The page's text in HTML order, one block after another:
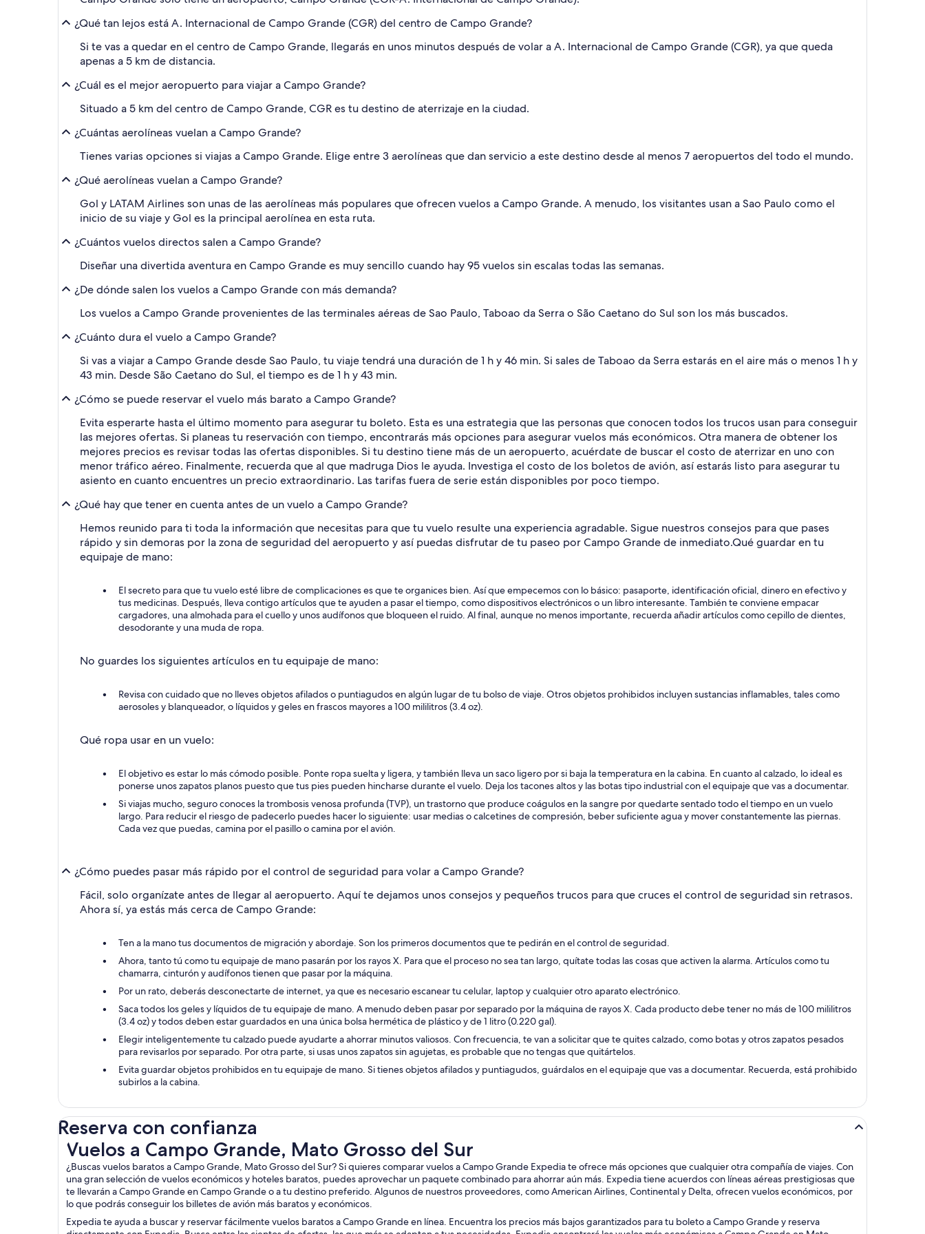
¿Qué tan lejos está A. Internacional de Campo Grande (CGR) del centro de Campo Grande?
Si te vas a quedar en el centro de Campo Grande, llegarás en unos minutos después de volar a A. Internacional de Campo Grande (CGR), ya que queda
apenas a 5 km de distancia.
¿Cuál es el mejor aeropuerto para viajar a Campo Grande?
Situado a 5 km del centro de Campo Grande, CGR es tu destino de aterrizaje en la ciudad.
¿Cuántas aerolíneas vuelan a Campo Grande?
Tienes varias opciones si viajas a Campo Grande. Elige entre 3 aerolíneas que dan servicio a este destino desde al menos 7 aeropuertos del todo el mundo.
¿Qué aerolíneas vuelan a Campo Grande?
Gol y LATAM Airlines son unas de las aerolíneas más populares que ofrecen vuelos a Campo Grande. A menudo, los visitantes usan a Sao Paulo como el
inicio de su viaje y Gol es la principal aerolínea en esta ruta.
¿Cuántos vuelos directos salen a Campo Grande?
Diseñar una divertida aventura en Campo Grande es muy sencillo cuando hay 95 vuelos sin escalas todas las semanas.
¿De dónde salen los vuelos a Campo Grande con más demanda?
Los vuelos a Campo Grande provenientes de las terminales aéreas de Sao Paulo, Taboao da Serra o São Caetano do Sul son los más buscados.
¿Cuánto dura el vuelo a Campo Grande?
Si vas a viajar a Campo Grande desde Sao Paulo, tu viaje tendrá una duración de 1 h y 46 min. Si sales de Taboao da Serra estarás en el aire más o menos 1 h y
43 min. Desde São Caetano do Sul, el tiempo es de 1 h y 43 min.
¿Cómo se puede reservar el vuelo más barato a Campo Grande?
Evita esperarte hasta el último momento para asegurar tu boleto. Esta es una estrategia que las personas que conocen todos los trucos usan para conseguir
las mejores ofertas. Si planeas tu reservación con tiempo, encontrarás más opciones para asegurar vuelos más económicos. Otra manera de obtener los
mejores precios es revisar todas las ofertas disponibles. Si tu destino tiene más de un aeropuerto, acuérdate de buscar el costo de aterrizar en uno con
menor tráfico aéreo. Finalmente, recuerda que al que madruga Dios le ayuda. Investiga el costo de los boletos de avión, así estarás listo para asegurar tu
asiento en cuanto encuentres un precio extraordinario. Las tarifas fuera de serie están disponibles por poco tiempo.
¿Qué hay que tener en cuenta antes de un vuelo a Campo Grande?
Hemos reunido para ti toda la información que necesitas para que tu vuelo resulte una experiencia agradable. Sigue nuestros consejos para que pases
rápido y sin demoras por la zona de seguridad del aeropuerto y así puedas disfrutar de tu paseo por Campo Grande de inmediato.Qué guardar en tu
equipaje de mano:
El secreto para que tu vuelo esté libre de complicaciones es que te organices bien. Así que empecemos con lo básico: pasaporte, identificación oficial, dinero en efectivo y
tus medicinas. Después, lleva contigo artículos que te ayuden a pasar el tiempo, como dispositivos electrónicos o un libro interesante. También te conviene empacar
cargadores, una almohada para el cuello y unos audífonos que bloqueen el ruido. Al final, aunque no menos importante, recuerda añadir artículos como cepillo de dientes,
desodorante y una muda de ropa.
No guardes los siguientes artículos en tu equipaje de mano:
Revisa con cuidado que no lleves objetos afilados o puntiagudos en algún lugar de tu bolso de viaje. Otros objetos prohibidos incluyen sustancias inflamables, tales como
aerosoles y blanqueador, o líquidos y geles en frascos mayores a 100 mililitros (3.4 oz).
Qué ropa usar en un vuelo:
El objetivo es estar lo más cómodo posible. Ponte ropa suelta y ligera, y también lleva un saco ligero por si baja la temperatura en la cabina. En cuanto al calzado, lo ideal es
ponerse unos zapatos planos puesto que tus pies pueden hincharse durante el vuelo. Deja los tacones altos y las botas tipo industrial con el equipaje que vas a documentar.
Si viajas mucho, seguro conoces la trombosis venosa profunda (TVP), un trastorno que produce coágulos en la sangre por quedarte sentado todo el tiempo en un vuelo
largo. Para reducir el riesgo de padecerlo puedes hacer lo siguiente: usar medias o calcetines de compresión, beber suficiente agua y mover constantemente las piernas.
Cada vez que puedas, camina por el pasillo o camina por el avión.
¿Cómo puedes pasar más rápido por el control de seguridad para volar a Campo Grande?
Fácil, solo organízate antes de llegar al aeropuerto. Aquí te dejamos unos consejos y pequeños trucos para que cruces el control de seguridad sin retrasos.
Ahora sí, ya estás más cerca de Campo Grande:
Ten a la mano tus documentos de migración y abordaje. Son los primeros documentos que te pedirán en el control de seguridad.
Ahora, tanto tú como tu equipaje de mano pasarán por los rayos X. Para que el proceso no sea tan largo, quítate todas las cosas que activen la alarma. Artículos como tu
chamarra, cinturón y audífonos tienen que pasar por la máquina.
Por un rato, deberás desconectarte de internet, ya que es necesario escanear tu celular, laptop y cualquier otro aparato electrónico.
Saca todos los geles y líquidos de tu equipaje de mano. A menudo deben pasar por separado por la máquina de rayos X. Cada producto debe tener no más de 100 mililitros
(3.4 oz) y todos deben estar guardados en una única bolsa hermética de plástico y de 1 litro (0.220 gal).
Elegir inteligentemente tu calzado puede ayudarte a ahorrar minutos valiosos. Con frecuencia, te van a solicitar que te quites calzado, como botas y otros zapatos pesados
para revisarlos por separado. Por otra parte, si usas unos zapatos sin agujetas, es probable que no tengas que quitártelos.
Evita guardar objetos prohibidos en tu equipaje de mano. Si tienes objetos afilados y puntiagudos, guárdalos en el equipaje que vas a documentar. Recuerda, está prohibido
subirlos a la cabina.
Reserva con confianza
Vuelos a Campo Grande, Mato Grosso del Sur
¿Buscas vuelos baratos a Campo Grande, Mato Grosso del Sur? Si quieres comparar vuelos a Campo Grande Expedia te ofrece más opciones que cualquier otra compañía de viajes. Con
una gran selección de vuelos económicos y hoteles baratos, puedes aprovechar un paquete combinado para ahorrar aún más. Expedia tiene acuerdos con líneas aéreas prestigiosas que
te llevarán a Campo Grande en Campo Grande o a tu destino preferido. Algunos de nuestros proveedores, como American Airlines, Continental y Delta, ofrecen vuelos económicos, por
lo que podrás conseguir los billetes de avión más baratos y económicos.
Expedia te ayuda a buscar y reservar fácilmente vuelos baratos a Campo Grande en línea. Encuentra los precios más bajos garantizados para tu boleto a Campo Grande y reserva
Vuelos a Campo Grande, Mato Grosso del Sur